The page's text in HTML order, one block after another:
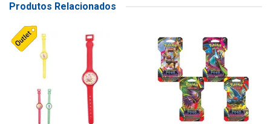
Produtos Relacionados